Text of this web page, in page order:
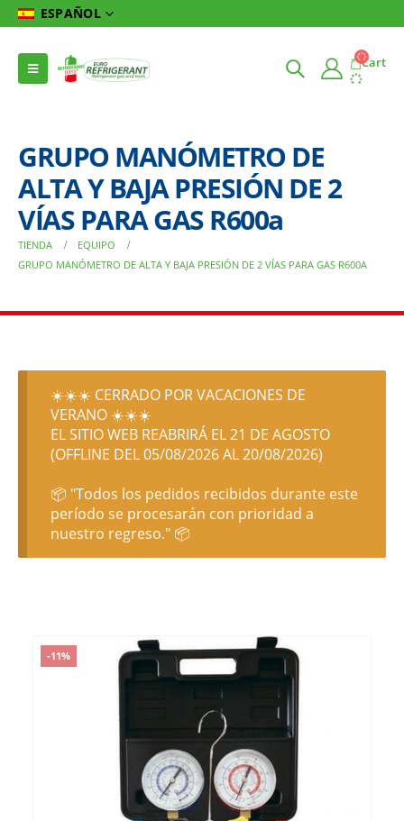
ESPAÑOL
Cart
GRUPO MANÓMETRO DE
ALTA Y BAJA PRESIÓN DE 2
VÍAS PARA GAS R600a
TIENDA
EQUIPO
GRUPO MANÓMETRO DE ALTA Y BAJA PRESIÓN DE 2 VÍAS PARA GAS R600A
☀️☀️☀️ CERRADO POR VACACIONES DE
VERANO ☀️☀️☀️
EL SITIO WEB REABRIRÁ EL 21 DE AGOSTO
(OFFLINE DEL 05/08/2026 AL 20/08/2026)
📦 "Todos los pedidos recibidos durante este
período se procesarán con prioridad a
nuestro regreso." 📦
-11%